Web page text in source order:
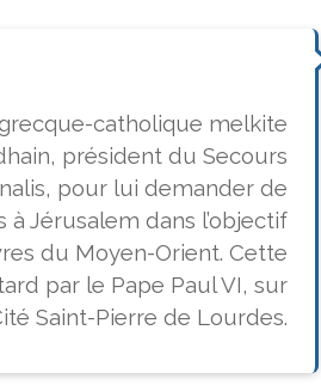
catholique melkite
président du Secours
pour lui demander de
Jérusalem dans l’objectif
du Moyen-Orient. Cette
par le Pape Paul VI, sur
Saint-Pierre de Lourdes.